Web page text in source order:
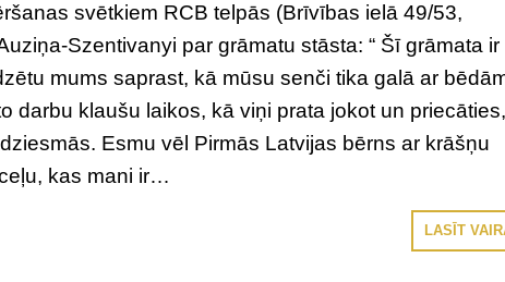
svētkiem RCB telpās (Brīvības ielā 49/53,
Szentivanyi par grāmatu stāsta: “ Šī grāmata ir
mums saprast, kā mūsu senči tika galā ar
darbu klaušu laikos, kā viņi prata jokot un
Esmu vēl Pirmās Latvijas bērns ar krāšņu
kas mani ir…
LASĪT